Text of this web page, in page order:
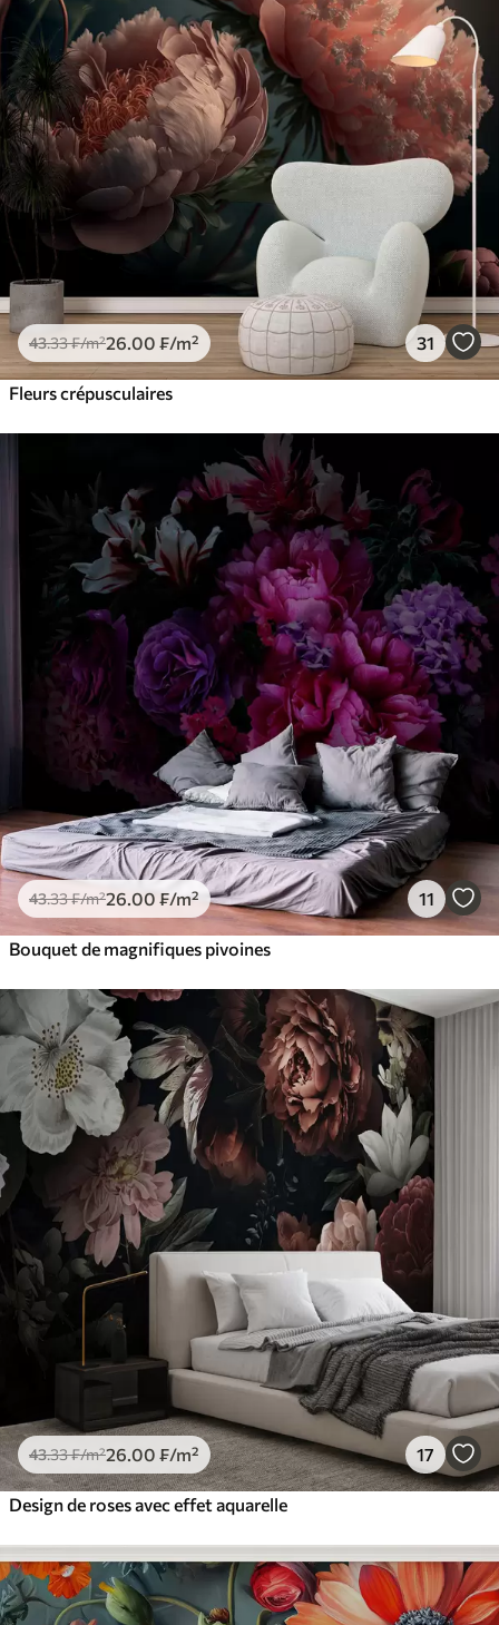
43.33₣/m²26 .00 ₣/m² 31
Fleurs crépusculaires
43.33₣/m²26 .00 ₣/m² 11
Bouquet de magnifiques pivoines
43.33₣/m²26 .00 ₣/m² 17
Design de roses avec effet aquarelle